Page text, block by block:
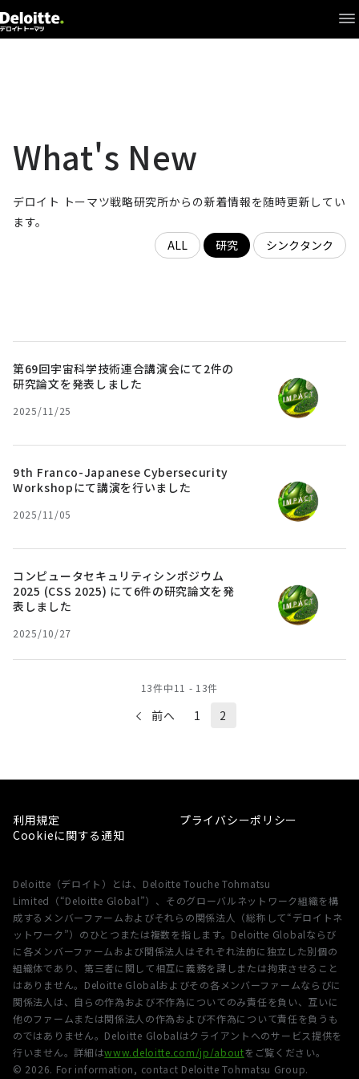
What's New
Interview
研究員
What's New
デロイト トーマツ戦略研究所からの新着情報を随時更新してい
ます。
ALL
研究 シンクタンク
第69回宇宙科学技術連合講演会にて2件の
研究論文を発表しました
2025/11/25
9th Franco-Japanese Cybersecurity
Workshopにて講演を行いました
2025/11/05
コンピュータセキュリティシンポジウム
2025 (CSS 2025) にて6件の研究論文を発
表しました
2025/10/27
13件中11 - 13件
前へ 1 2
利用規定
プライバシーポリシー
Cookieに関する通知
Deloitte（デロイト）とは、Deloitte Touche Tohmatsu
Limited（“Deloitte Global”）、そのグローバルネットワーク組織を構
成するメンバーファームおよびそれらの関係法人（総称して“デロイトネ
ットワーク”）のひとつまたは複数を指します。Deloitte Globalならび
に各メンバーファームおよび関係法人はそれぞれ法的に独立した別個の
組織体であり、第三者に関して相互に義務を課しまたは拘束させること
はありません。Deloitte Globalおよびその各メンバーファームならびに
関係法人は、自らの作為および不作為についてのみ責任を負い、互いに
他のファームまたは関係法人の作為および不作為について責任を負うも
のではありません。Deloitte Globalはクライアントへのサービス提供を
行いません。詳細はwww.deloitte.com/jp/aboutをご覧ください。
© 2026. For information, contact Deloitte Tohmatsu Group.